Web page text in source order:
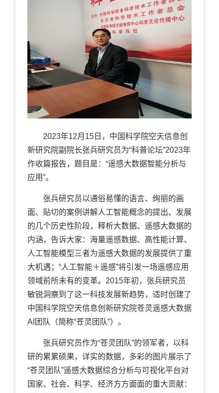
2023年12月15日，中国科学院空天信息创
新研究院副院长张兵研究员为“科普论坛”2023年
作收篇报告，题目是：“遥感大数据智能分析与
应用”。
张兵研究员以通俗易懂的语言、绚丽的画
面、贴切的案例讲解人工智能概念的提出、发展
的几个历史性阶段，释析大数据、遥感大数据的
内涵，告诉大家：海量遥感数据、高性能计算、
人工智能模型三者为遥感大数据的发展提供了重
大机遇；“人工智能＋遥感”将引发一场遥感应用
领域前所未有的变革。2015年初，张兵研究员
敏锐洞察到了这一科技发展新趋势，适时创建了
中国科学院空天信息创新研究院苍灵遥感大数据
AI团队（简称“苍灵团队”）。
张兵研究员作为“苍灵团队”的领军者，以科
研的累累硕果，详实的数据，多彩的图片展示了
“苍灵团队”遥感大数据综合分析与可视化平台对
国家、社会、科学、经济方方面面的重大贡献：